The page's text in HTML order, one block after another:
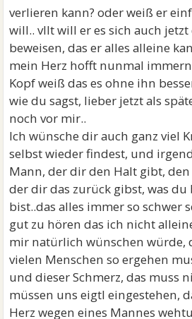
verlieren kann? oder weiß er
will.. vllt will er es sich auch
beweisen, das er alles alleine
mein Herz hofft nunmal
Kopf weiß das es ohne ihn
wie du sagst, lieber jetzt als
noch vor mir..
Ich wünsche dir auch ganz viel
selbst wieder findest, und
Mann, der dir den Halt gibt,
der dir das zurück gibst, was du
bist..das alles immer so schwer
gut zu hören das ich nicht
mir natürlich wünschen würde,
vielen Menschen so ergehen
und dieser Schmerz, das muss
müssen uns eigtl eingestehen,
Herz wegen eines Mannes